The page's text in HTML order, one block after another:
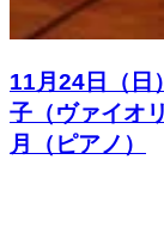
11月24日（
子（ヴァイオ
月（ピアノ）